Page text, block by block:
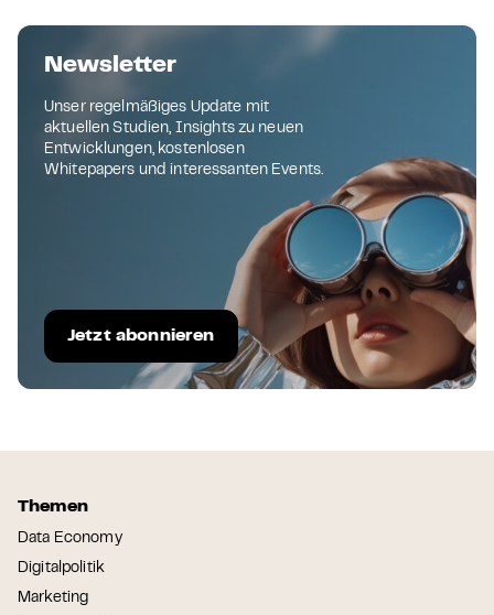
Newsletter
Unser regelmäßiges Update mit
aktuellen Studien, Insights zu neuen
Entwicklungen, kostenlosen
Whitepapers und interessanten Events.
Jetzt abonnieren
Themen
Data Economy
Digitalpolitik
Marketing